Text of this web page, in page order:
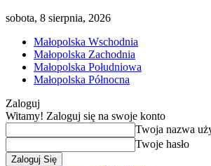
sobota, 8 sierpnia, 2026
Małopolska Wschodnia
Małopolska Zachodnia
Małopolska Południowa
Małopolska Północna
Zaloguj
Witamy! Zaloguj się na swoje konto
Twoja nazwa
Twoje hasło